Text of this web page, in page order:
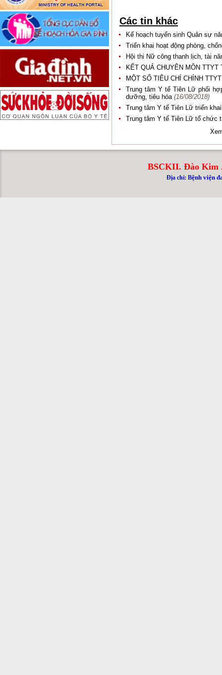
Các tin khác
Kế hoạch tuyển sinh Quân sự
Triển khai hoạt động phòng,
Hội thi Nữ công thanh lịch, tài
KẾT QUẢ CHUYÊN MÔN
MỘT SỐ TIÊU CHÍ CHÍNH
Trung tâm Y tế Tiên Lữ phối
dưỡng, tiêu hóa (16/08/2018)
Trung tâm Y tế Tiên Lữ triển
Trung tâm Y tế Tiên Lữ tổ chức
BSCKII. Đào Kim
Địa chỉ: Bệnh viện